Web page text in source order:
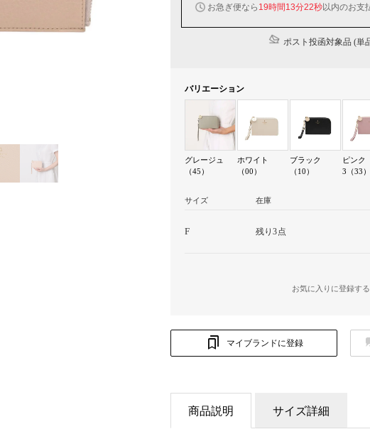
お急ぎ便なら 19時間13分22秒以内のお支
ポスト投函対象品 (単
バリエーション
グレージュ
（45）
ホワイト
（00）
ブラック
（10）
ピンク
3（33）
サイズ 在庫
F 残り3点
お気に入りに登録する
マイブランドに登録
商品説明 サイズ詳細